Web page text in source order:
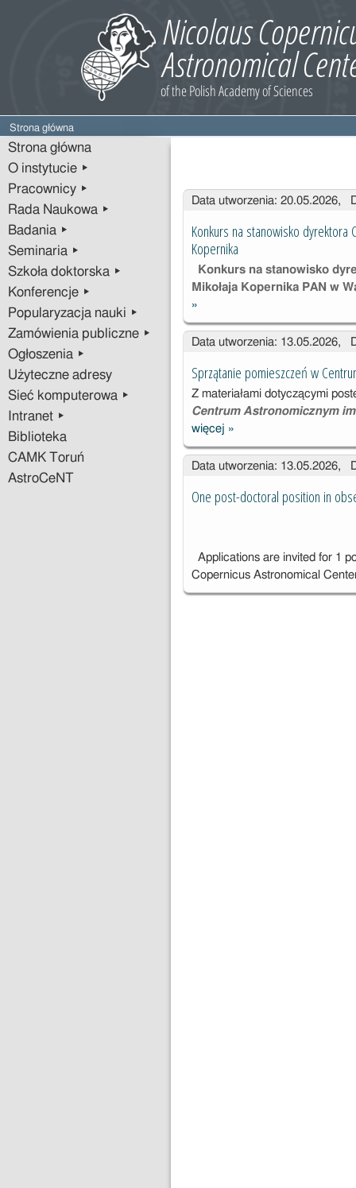
Strona główna
Strona główna
O instytucie ▸
Pracownicy ▸
Rada Naukowa ▸
Badania ▸
Seminaria ▸
Szkoła doktorska ▸
Konferencje ▸
Popularyzacja nauki ▸
Zamówienia publiczne ▸
Ogłoszenia ▸
Użyteczne adresy
Sieć komputerowa ▸
Intranet ▸
Biblioteka
CAMK Toruń
AstroCeNT
Wpisy
Data utworzenia: 20.05.2026,
Konkurs na stanowisko dyrektora
Kopernika
Konkurs na stanowisko
Mikołaja Kopernika PAN w
Konkurs na
stanowisko
dyrektora
Astronomiczne
go im. Mikołaja
Kopernika
»
Data utworzenia: 13.05.2026,
Sprzątanie pomieszczeń w
Z materiałami dotyczącymi
Centrum Astronomicznym
więcej Sprzątanie
pomieszczeń w
Centrum
m
»
Data utworzenia: 13.05.2026,
One post-doctoral position in
Applications are invited for 1
Copernicus Astronomical